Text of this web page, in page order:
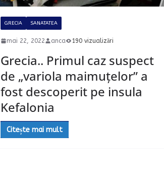
GRECIA SANATATEA
mai 22, 2022 anca 190 vizualizări
Grecia.. Primul caz suspect
de „variola maimuțelor” a
fost descoperit pe insula
Kefalonia
Citește mai mult